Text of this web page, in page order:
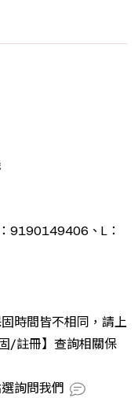
9190149406、L：
時間皆不相同，請上
/註冊】查詢相關保
詢問我們